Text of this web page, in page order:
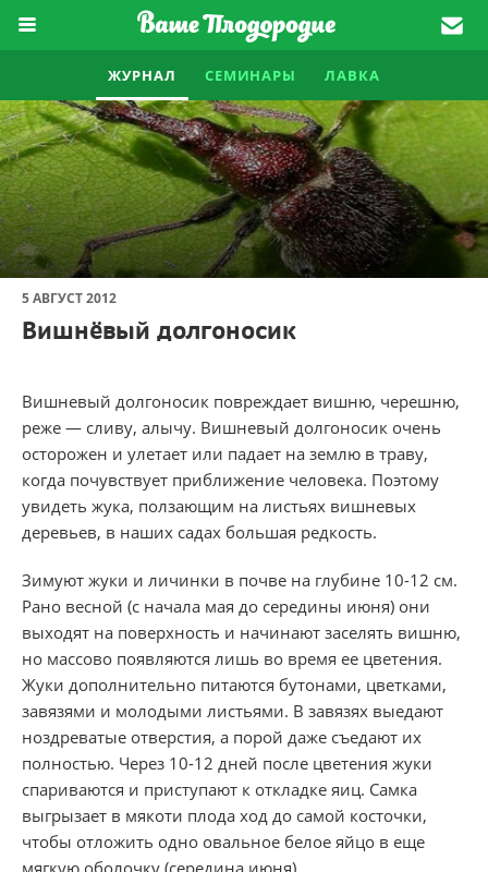
ЖУРНАЛ СЕМИНАРЫ ЛАВКА
5 АВГУСТ 2012
Вишнёвый долгоносик
Вишневый долгоносик повреждает вишню, черешню,
реже — сливу, алычу. Вишневый долгоносик очень
осторожен и улетает или падает на землю в траву,
когда почувствует приближение человека. Поэтому
увидеть жука, ползающим на листьях вишневых
деревьев, в наших садах большая редкость.
Зимуют жуки и личинки в почве на глубине 10-12 см.
Рано весной (с начала мая до середины июня) они
выходят на поверхность и начинают заселять вишню,
но массово появляются лишь во время ее цветения.
Жуки дополнительно питаются бутонами, цветками,
завязями и молодыми листьями. В завязях выедают
ноздреватые отверстия, а порой даже съедают их
полностью. Через 10-12 дней после цветения жуки
спариваются и приступают к откладке яиц. Самка
выгрызает в мякоти плода ход до самой косточки,
чтобы отложить одно овальное белое яйцо в еще
мягкую оболочку (середина июня).